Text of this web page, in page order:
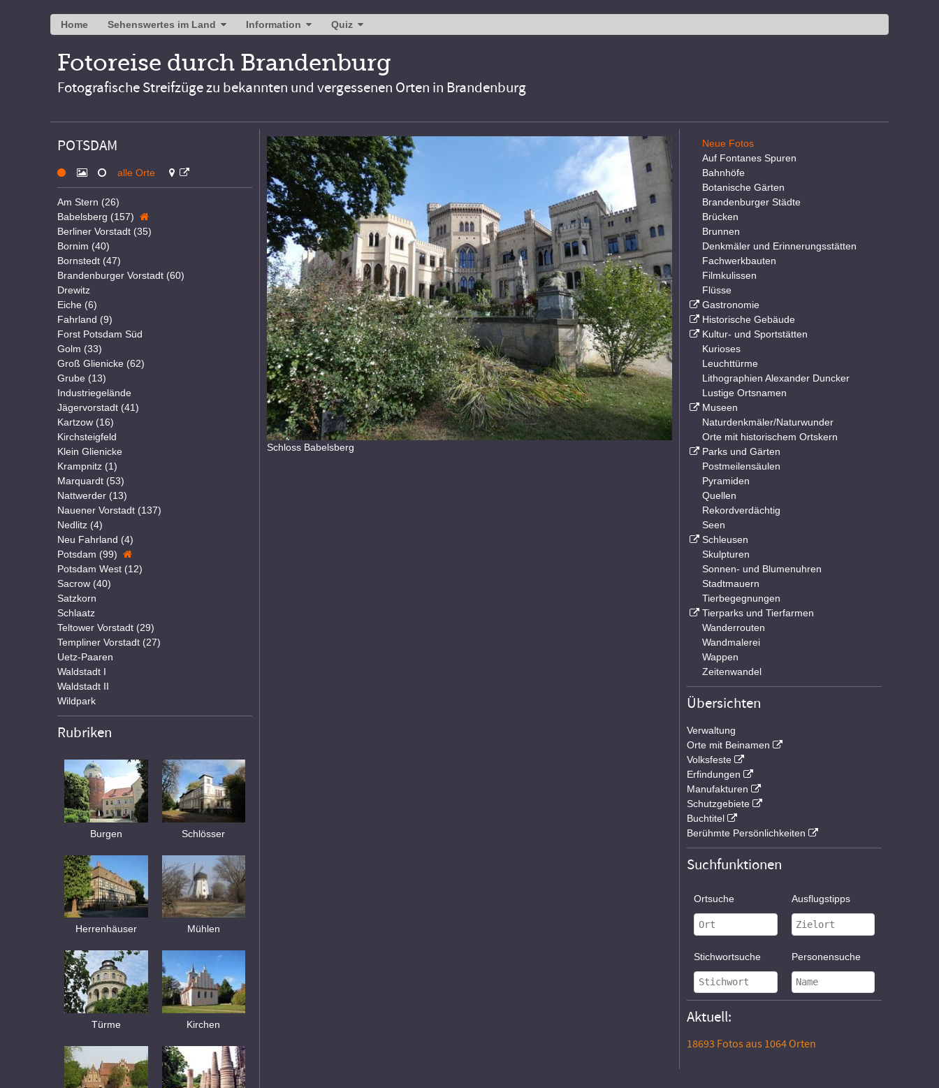
Home Sehenswertes im Land Information Quiz
Fotoreise durch Brandenburg
Fotografische Streifzüge zu bekannten und vergessenen Orten in Brandenburg
Schloss Babelsberg
POTSDAM
alle Orte
Am Stern (26)
Babelsberg (157)
Berliner Vorstadt (35)
Bornim (40)
Bornstedt (47)
Brandenburger Vorstadt (60)
Drewitz
Eiche (6)
Fahrland (9)
Forst Potsdam Süd
Golm (33)
Groß Glienicke (62)
Grube (13)
Industriegelände
Jägervorstadt (41)
Kartzow (16)
Kirchsteigfeld
Klein Glienicke
Krampnitz (1)
Marquardt (53)
Nattwerder (13)
Nauener Vorstadt (137)
Nedlitz (4)
Neu Fahrland (4)
Potsdam (99)
Potsdam West (12)
Sacrow (40)
Satzkorn
Schlaatz
Teltower Vorstadt (29)
Templiner Vorstadt (27)
Uetz-Paaren
Waldstadt I
Waldstadt II
Wildpark
Rubriken
Burgen Schlösser
Herrenhäuser Mühlen
Türme Kirchen
Neue Fotos
Auf Fontanes Spuren
Bahnhöfe
Botanische Gärten
Brandenburger Städte
Brücken
Brunnen
Denkmäler und Erinnerungsstätten
Fachwerkbauten
Filmkulissen
Flüsse
Gastronomie
Historische Gebäude
Kultur- und Sportstätten
Kurioses
Leuchttürme
Lithographien Alexander Duncker
Lustige Ortsnamen
Museen
Naturdenkmäler/Naturwunder
Orte mit historischem Ortskern
Parks und Gärten
Postmeilensäulen
Pyramiden
Quellen
Rekordverdächtig
Seen
Schleusen
Skulpturen
Sonnen- und Blumenuhren
Stadtmauern
Tierbegegnungen
Tierparks und Tierfarmen
Wanderrouten
Wandmalerei
Wappen
Zeitenwandel
Übersichten
Verwaltung
Orte mit Beinamen
Volksfeste
Erfindungen
Manufakturen
Schutzgebiete
Buchtitel
Berühmte Persönlichkeiten
Suchfunktionen
Ortsuche Ausflugstipps
Stichwortsuche Personensuche
Aktuell:
18693 Fotos aus 1064 Orten